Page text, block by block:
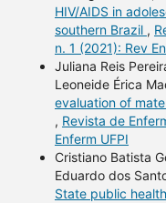
HIV/AIDS in
southern Brazil ,
n. 1 (2021): Rev
Juliana Reis
Leoneide Érica
evaluation of
, Revista de
Enferm UFPI
Cristiano Batista
Eduardo dos
State public